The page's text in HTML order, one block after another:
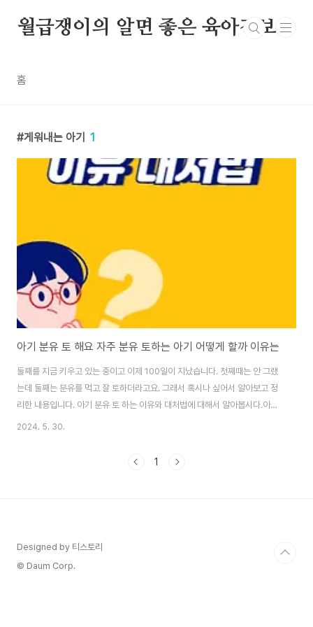
월급쟁이의 알면 좋은 육아정보
홈
게워내는 아기 1
아기 분유 토 해요 자주 분유 토하는 아기 어떻게 할까 이유는
둘째를 지금 키우고 있는 중이고 이제 100일이 지났습니다. 첫째때는 안 그랬
는데 둘째는 분유를 먹고 잘 토하더라고요. 그래서 혹시나 싶어서 알아보고 정
리한 내용입니다. 아기 분유 토 하는 이유와 대처법에 대해서 알아봅시다.아기
가 토하면 은근히 스트레스 입니다. 이유와 대처를 알아봅시다.분유 토 하는 아
속 토합니다. 어디가 안 좋아서 그런지 괜한 걱정이 됩니다. 하지만 토하는 것은
2024. 5. 30.
1
Designed by 티스토리
© Daum Corp.